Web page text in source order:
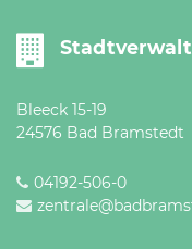
Bleeck 15-19
24576 Bad Bramstedt
04192-506-0